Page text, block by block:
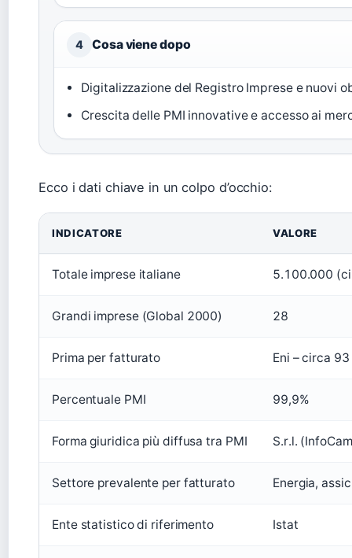
4 Cosa viene dopo
Digitalizzazione del Registro Imprese e nuovi
Crescita delle PMI innovative e accesso ai
Ecco i dati chiave in un colpo d’occhio:
INDICATORE VALORE
Totale imprese italiane 5.100.000
Grandi imprese (Global 2000) 28
Prima per fatturato Eni – circa
Percentuale PMI 99,9%
Forma giuridica più diffusa tra PMI S.r.l.
Settore prevalente per fatturato Energia,
Ente statistico di riferimento Istat